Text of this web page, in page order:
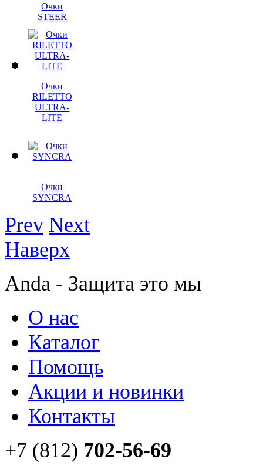
Очки
STEER
Очки
RILETTO
ULTRA-
LITE
Очки
SYNCRA
Prev Next
Наверх
Anda - Защита это мы
О нас
Каталог
Помощь
Акции и новинки
Контакты
+7 (812) 702-56-69